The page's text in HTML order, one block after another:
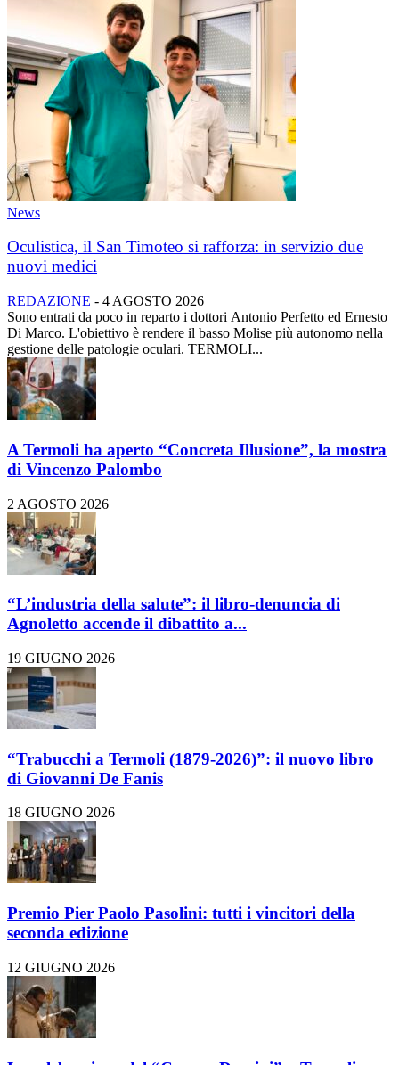
News
Oculistica, il San Timoteo si rafforza: in servizio due
nuovi medici
REDAZIONE - 4 AGOSTO 2026
Sono entrati da poco in reparto i dottori Antonio Perfetto ed Ernesto
Di Marco. L'obiettivo è rendere il basso Molise più autonomo nella
gestione delle patologie oculari. TERMOLI...
A Termoli ha aperto “Concreta Illusione”, la mostra
di Vincenzo Palombo
2 AGOSTO 2026
“L’industria della salute”: il libro-denuncia di
Agnoletto accende il dibattito a...
19 GIUGNO 2026
“Trabucchi a Termoli (1879-2026)”: il nuovo libro
di Giovanni De Fanis
18 GIUGNO 2026
Premio Pier Paolo Pasolini: tutti i vincitori della
seconda edizione
12 GIUGNO 2026